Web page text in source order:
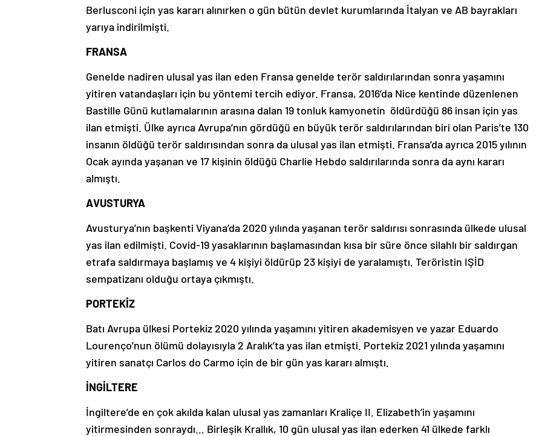
Berlusconi için yas kararı alınırken o gün bütün devlet kurumlarında İtalyan ve AB bayrakları
yarıya indirilmişti.
FRANSA
Genelde nadiren ulusal yas ilan eden Fransa genelde terör saldırılarından sonra yaşamını
yitiren vatandaşları için bu yöntemi tercih ediyor. Fransa, 2016’da Nice kentinde düzenlenen
Bastille Günü kutlamalarının arasına dalan 19 tonluk kamyonetin öldürdüğü 86 insan için yas
ilan etmişti. Ülke ayrıca Avrupa’nın gördüğü en büyük terör saldırılarından biri olan Paris’te 130
insanın öldüğü terör saldırısından sonra da ulusal yas ilan etmişti. Fransa’da ayrıca 2015 yılının
Ocak ayında yaşanan ve 17 kişinin öldüğü Charlie Hebdo saldırılarında sonra da aynı kararı
almıştı.
AVUSTURYA
Avusturya’nın başkenti Viyana’da 2020 yılında yaşanan terör saldırısı sonrasında ülkede ulusal
yas ilan edilmişti. Covid-19 yasaklarının başlamasından kısa bir süre önce silahlı bir saldırgan
etrafa saldırmaya başlamış ve 4 kişiyi öldürüp 23 kişiyi de yaralamıştı. Teröristin IŞİD
sempatizanı olduğu ortaya çıkmıştı.
PORTEKİZ
Batı Avrupa ülkesi Portekiz 2020 yılında yaşamını yitiren akademisyen ve yazar Eduardo
Lourenço’nun ölümü dolayısıyla 2 Aralık’ta yas ilan etmişti. Portekiz 2021 yılında yaşamını
yitiren sanatçı Carlos do Carmo için de bir gün yas kararı almıştı.
İNGİLTERE
İngiltere’de en çok akılda kalan ulusal yas zamanları Kraliçe II. Elizabeth’in yaşamını
yitirmesinden sonraydı… Birleşik Krallık, 10 gün ulusal yas ilan ederken 41 ülkede farklı